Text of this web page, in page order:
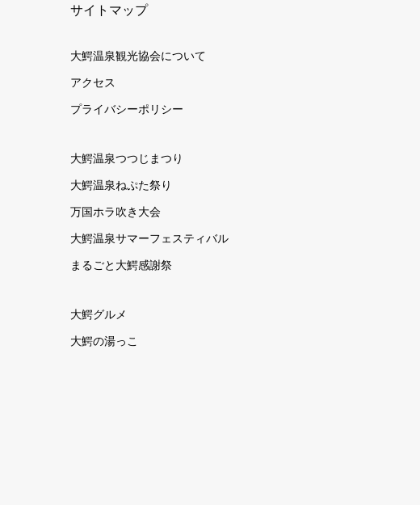
サイトマップ
大鰐温泉観光協会について
アクセス
プライバシーポリシー
大鰐温泉つつじまつり
大鰐温泉ねぷた祭り
万国ホラ吹き大会
大鰐温泉サマーフェスティバル
まるごと大鰐感謝祭
大鰐グルメ
大鰐の湯っこ